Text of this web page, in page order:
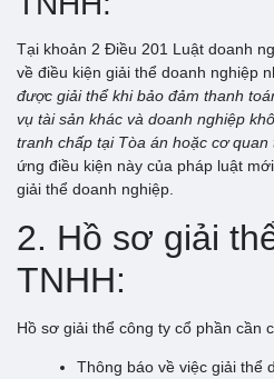
Tại khoản 2 Điều 201 Luật doanh
về điều kiện giải thể doanh nghiệp
được giải thể khi bảo đảm thanh
vụ tài sản khác và doanh nghiệp
tranh chấp tại Tòa án hoặc cơ quan
ứng điều kiện này của pháp luật
giải thể doanh nghiệp.
2. Hồ sơ giải
TNHH:
Hồ sơ giải thể công ty cổ phần cần
Thông báo về việc giải thể